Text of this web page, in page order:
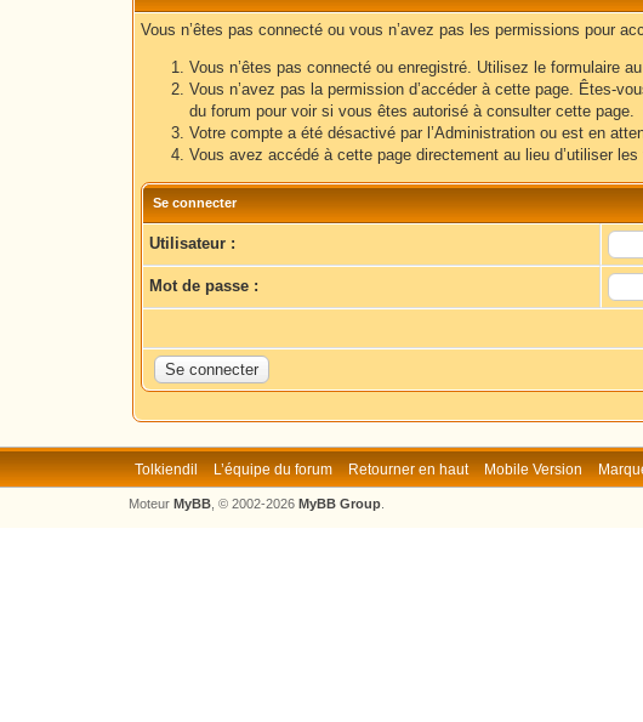
Vous n’êtes pas connecté ou vous n’avez pas les permissions pour
Vous n’êtes pas connecté ou enregistré. Utilisez le formulaire
Vous n’avez pas la permission d’accéder à cette page. Êtes-
du forum pour voir si vous êtes autorisé à consulter cette page.
Votre compte a été désactivé par l’Administration ou est en
Vous avez accédé à cette page directement au lieu d’utiliser
Se connecter
Utilisateur :
Mot de passe :
Tolkiendil L’équipe du forum Retourner en haut Mobile Version
Moteur MyBB, © 2002-2026 MyBB Group.